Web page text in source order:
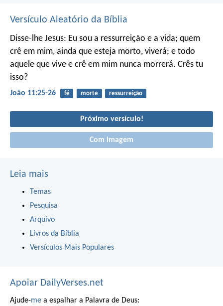
Versículo Aleatório da Bíblia
Disse-lhe Jesus: Eu sou a ressurreição e a vida; quem
crê em mim, ainda que esteja morto, viverá; e todo
aquele que vive e crê em mim nunca morrerá. Crês tu
isso?
João 11:25-26 fé morte ressurreição
Próximo versículo!
Com imagem
Leia mais
Temas
Pesquisa
Arquivo
Livros da Bíblia
Versículos Mais Populares
Apoiar DailyVerses.net
Ajude-me a espalhar a Palavra de Deus: